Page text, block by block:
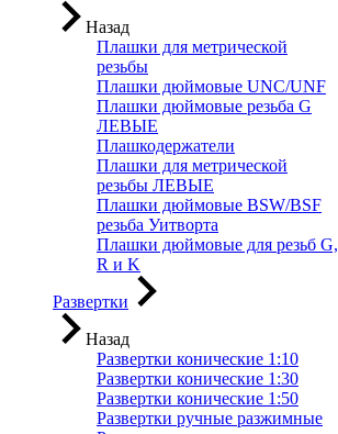
Назад
Плашки для метрической
резьбы
Плашки дюймовые UNC/UNF
Плашки дюймовые резьба G
ЛЕВЫЕ
Плашкодержатели
Плашки для метрической
резьбы ЛЕВЫЕ
Плашки дюймовые BSW/BSF
резьба Уитворта
Плашки дюймовые для резьб G,
R и K
Развертки
Назад
Развертки конические 1:10
Развертки конические 1:30
Развертки конические 1:50
Развертки ручные разжимные